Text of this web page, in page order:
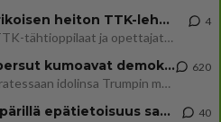
Ernest Lawson täräytti erikoisen heiton TTK-lehdistötilaisuudessa: " Onko tässä tarkoituksena...?"
Ernest Lawson esitteli uudet TTK-tähtioppilaat ja opettajat torstaina 6.8. lehdistölle. Tulevalla kaudella on yksi hausk
4
Jos SDP ei voita reilusti, persut kumoavat demokratian Suomesta
Näin tekisi ainakin Rydman seuratessaan idolinsa Trumpin mallia https://www.is.fi/politiikka/art-2000012187244.html
620
Uuden TTK-juontajan ympärillä epätietoisuus sakenee - Nyt MTV hämmentää soppaa 40